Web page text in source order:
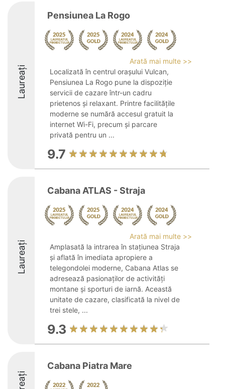
Laureați
Pensiunea La Rogo
Arată mai multe >>
Localizată în centrul orașului Vulcan,
Pensiunea La Rogo pune la dispoziție
servicii de cazare într-un cadru
prietenos și relaxant. Printre facilitățile
moderne se numără accesul gratuit la
internet Wi-Fi, precum și parcare
privată pentru un ...
9.7
Laureați
Cabana ATLAS - Straja
Arată mai multe >>
Amplasată la intrarea în stațiunea Straja
și aflată în imediata apropiere a
telegondolei moderne, Cabana Atlas se
adresează pasionaților de activități
montane și sporturi de iarnă. Această
unitate de cazare, clasificată la nivel de
trei stele, ...
9.3
Cabana Piatra Mare